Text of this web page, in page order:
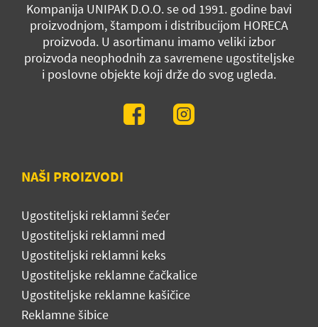
Kompanija UNIPAK D.O.O. se od 1991. godine bavi
proizvodnjom, štampom i distribucijom HORECA
proizvoda. U asortimanu imamo veliki izbor
proizvoda neophodnih za savremene ugostiteljske
i poslovne objekte koji drže do svog ugleda.
NAŠI PROIZVODI
Ugostiteljski reklamni šećer
Ugostiteljski reklamni med
Ugostiteljski reklamni keks
Ugostiteljske reklamne čačkalice
Ugostiteljske reklamne kašičice
Reklamne šibice